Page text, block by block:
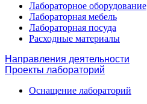
Лабораторное оборудование
Лабораторная мебель
Лабораторная посуда
Расходные материалы
Направления деятельности
Проекты лабораторий
Оснащение лабораторий